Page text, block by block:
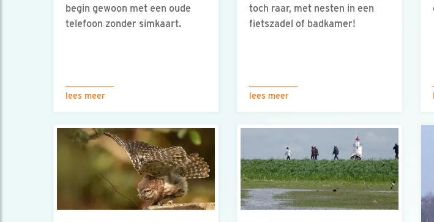
begin gewoon met een oude
telefoon zonder simkaart.
lees meer
toch raar, met nesten in een
fietszadel of badkamer!
lees meer